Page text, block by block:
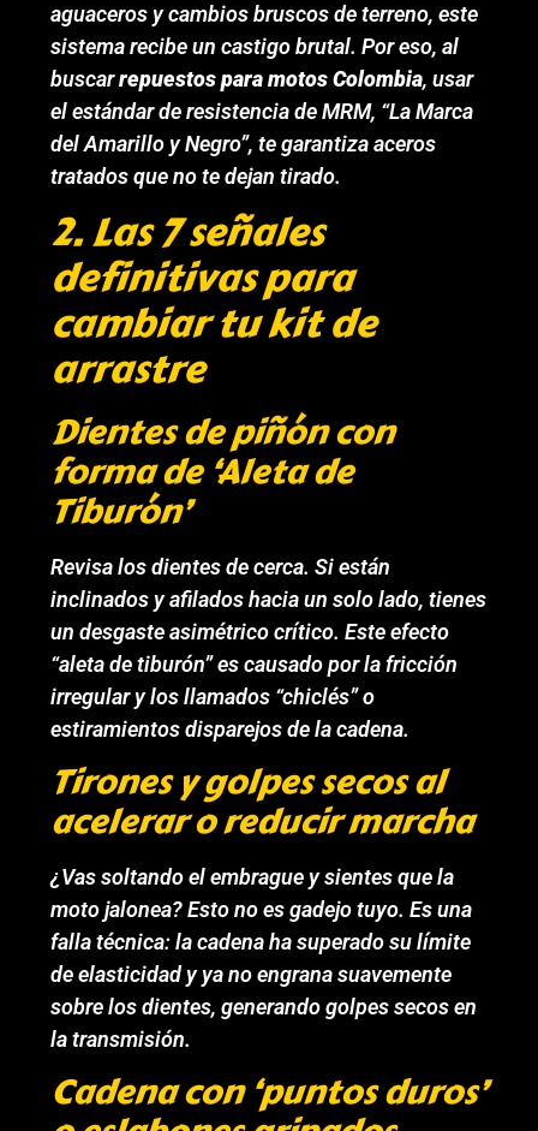
aguaceros y cambios bruscos de terreno, este
sistema recibe un castigo brutal. Por eso, al
buscarrepuestos para motos Colombia, usar
el estándar de resistencia de MRM, “La Marca
del Amarillo y Negro”, te garantiza aceros
tratados que no te dejan tirado.
2. Las 7 señales
definitivas para
cambiar tu kit de
arrastre
Dientes de piñón con
forma de ‘Aleta de
Tiburón’
Revisa los dientes de cerca. Si están
inclinados y afilados hacia un solo lado, tienes
un desgaste asimétrico crítico. Este efecto
“aleta de tiburón” es causado por la fricción
irregular y los llamados “chiclés” o
estiramientos disparejos de la cadena.
Tirones y golpes secos al
acelerar o reducir marcha
¿Vas soltando el embrague y sientes que la
moto jalonea? Esto no es gadejo tuyo. Es una
falla técnica: la cadena ha superado su límite
de elasticidad y ya no engrana suavemente
sobre los dientes, generando golpes secos en
la transmisión.
Cadena con ‘puntos duros’